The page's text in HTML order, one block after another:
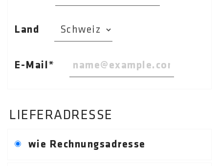
Land
E-Mail
LIEFERADRESSE
wie Rechnungsadresse